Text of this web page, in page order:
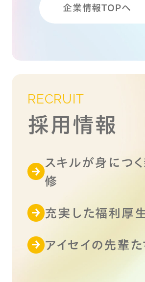
企業情報TOPへ
RECRUIT
採用情報
スキルが身につ
修
充実した福利厚
アイセイの先輩た